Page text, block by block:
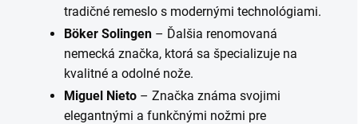
tradičné remeslo s modernými technológiami.
Böker Solingen – Ďalšia renomovaná
nemecká značka, ktorá sa špecializuje na
kvalitné a odolné nože.
Miguel Nieto – Značka známa svojimi
elegantnými a funkčnými nožmi pre